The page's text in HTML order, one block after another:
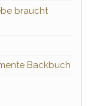
braucht
Backbuch